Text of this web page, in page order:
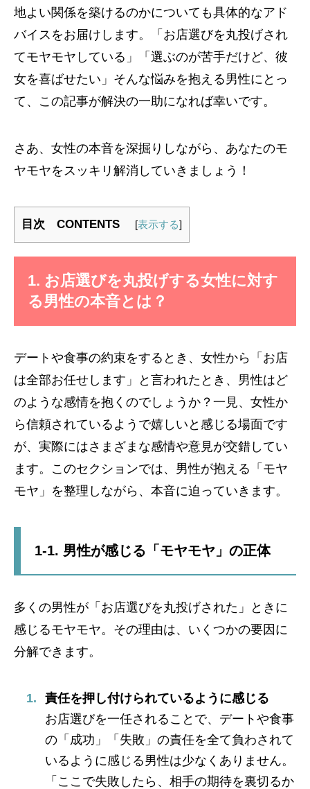
地よい関係を築けるのかについても具体的なアド
バイスをお届けします。「お店選びを丸投げされ
てモヤモヤしている」「選ぶのが苦手だけど、彼
女を喜ばせたい」そんな悩みを抱える男性にとっ
て、この記事が解決の一助になれば幸いです。
さあ、女性の本音を深掘りしながら、あなたのモ
ヤモヤをスッキリ解消していきましょう！
目次 CONTENTS [表示する]
1. お店選びを丸投げする女性に対す
る男性の本音とは？
デートや食事の約束をするとき、女性から「お店
は全部お任せします」と言われたとき、男性はど
のような感情を抱くのでしょうか？一見、女性か
ら信頼されているようで嬉しいと感じる場面です
が、実際にはさまざまな感情や意見が交錯してい
ます。このセクションでは、男性が抱える「モヤ
モヤ」を整理しながら、本音に迫っていきます。
1-1. 男性が感じる「モヤモヤ」の正体
多くの男性が「お店選びを丸投げされた」ときに
感じるモヤモヤ。その理由は、いくつかの要因に
分解できます。
責任を押し付けられているように感じる
お店選びを一任されることで、デートや食事
の「成功」「失敗」の責任を全て負わされて
いるように感じる男性は少なくありません。
「ここで失敗したら、相手の期待を裏切るか